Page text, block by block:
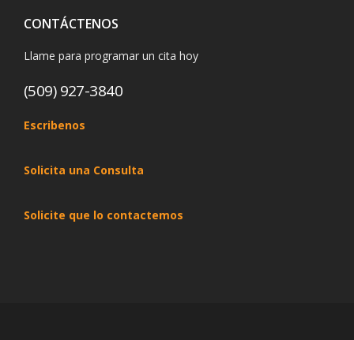
CONTÁCTENOS
Llame para programar un cita hoy
(509) 927-3840
Escribenos
Solicita una Consulta
Solicite que lo contactemos